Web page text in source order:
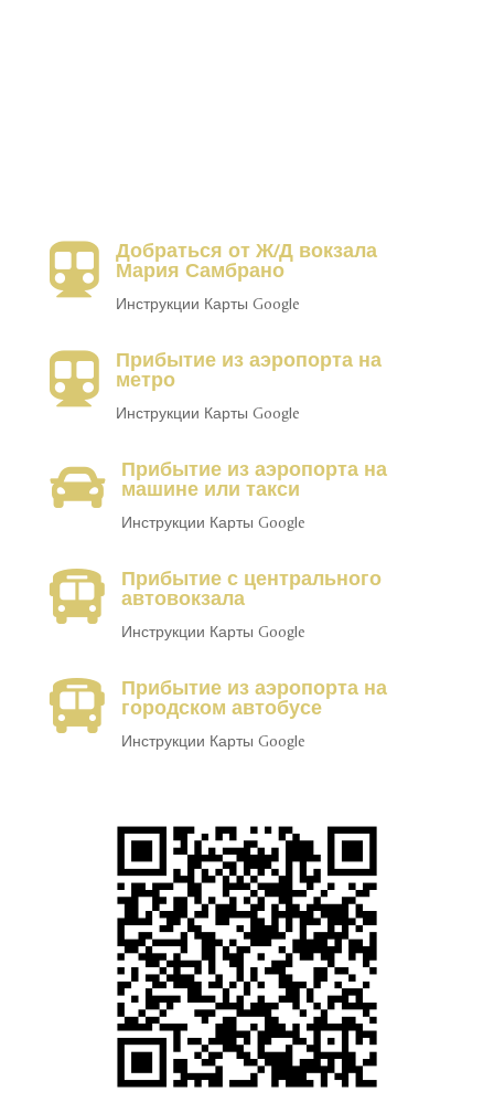

Добраться от Ж/Д вокзала
Мария Самбрано
Инструкции Карты Google

Прибытие из аэропорта на
метро
Инструкции Карты Google

Прибытие из аэропорта на
машине или такси
Инструкции Карты Google

Прибытие с центрального
автовокзала
Инструкции Карты Google

Прибытие из аэропорта на
городском автобусе
Инструкции Карты Google